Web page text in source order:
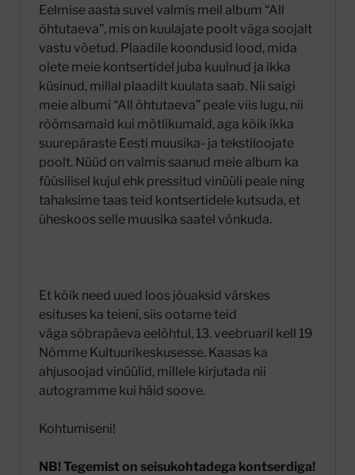
Eelmise aasta suvel valmis meil album “All
õhtutaeva”, mis on kuulajate poolt väga soojalt
vastu võetud. Plaadile koondusid lood, mida
olete meie kontsertidel juba kuulnud ja ikka
küsinud, millal plaadilt kuulata saab. Nii saigi
meie albumi “All õhtutaeva” peale viis lugu, nii
rõõmsamaid kui mõtlikumaid, aga kõik ikka
suurepäraste Eesti muusika- ja tekstiloojate
poolt. Nüüd on valmis saanud meie album ka
füüsilisel kujul ehk pressitud vinüüli peale ning
tahaksime taas teid kontsertidele kutsuda, et
üheskoos selle muusika saatel võnkuda.
Et kõik need uued loos jõuaksid värskes
esituses ka teieni, siis ootame teid
väga sõbrapäeva eelõhtul, 13. veebruaril kell 19
Nõmme Kultuurikeskusesse. Kaasas ka
ahjusoojad vinüülid, millele kirjutada nii
autogramme kui häid soove.
Kohtumiseni!
NB! Tegemist on seisukohtadega kontserdiga!